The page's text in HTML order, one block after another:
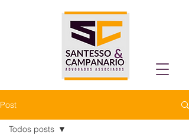
Post
Todos posts